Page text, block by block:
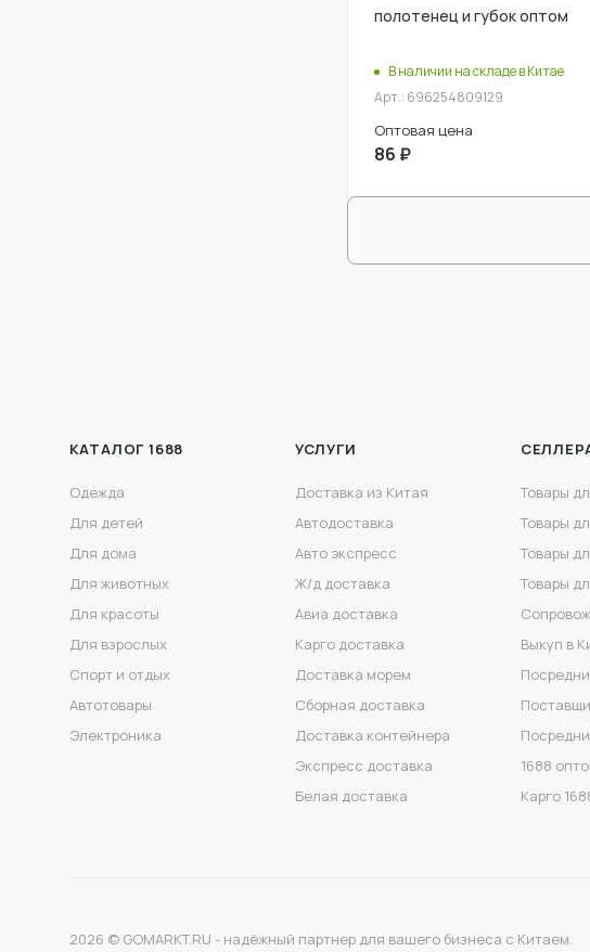
полотенец и губок оптом
В наличии на складе в Китае
Арт.: 696254809129
Оптовая цена
86 ₽
КАТАЛОГ 1688
Одежда
Для детей
Для дома
Для животных
Для красоты
Для взрослых
Спорт и отдых
Автотовары
Электроника
УСЛУГИ
Доставка из Китая
Автодоставка
Авто экспресс
Ж/д доставка
Авиа доставка
Карго доставка
Доставка морем
Сборная доставка
Доставка контейнера
Экспресс доставка
Белая доставка
Товары
Товары
Товары
Товары
Выкуп в
1688
Карго
2026 © GOMARKT.RU - надёжный партнер для вашего бизнеса с Китаем.